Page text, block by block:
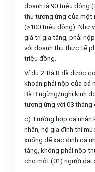
doanh là 90 triệu đồng
thu tương ứng của một
(>100 triệu đồng). Như
giá trị gia tăng, phải
với doanh thu thực tế
triệu đồng.
Ví dụ 2: Bà B đã được
khoán phải nộp của cả
Bà B ngừng/nghỉ kinh
tương ứng với 03 tháng
c) Trường hợp cá nhân
nhân, hộ gia đình thì
xuống để xác định cá
tăng, không phải nộp
cho một (01) người đại